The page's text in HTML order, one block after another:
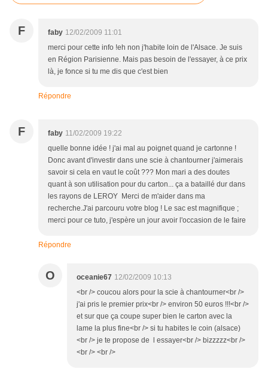
F faby 12/02/2009 11:01
merci pour cette info !eh non j'habite loin de l'Alsace. Je suis
en Région Parisienne. Mais pas besoin de l'essayer, à ce prix
là, je fonce si tu me dis que c'est bien
Répondre
F faby 11/02/2009 19:22
quelle bonne idée ! j'ai mal au poignet quand je cartonne !
Donc avant d'investir dans une scie à chantourner j'aimerais
savoir si cela en vaut le coût ??? Mon mari a des doutes
quant à son utilisation pour du carton... ça a bataillé dur dans
les rayons de LEROY Merci de m'aider dans ma
recherche.J'ai parcouru votre blog ! Le sac est magnifique ;
merci pour ce tuto, j'espère un jour avoir l'occasion de le faire
Répondre
O oceanie67 12/02/2009 10:13
<br /> coucou alors pour la scie à chantourner<br />
j'ai pris le premier prix<br /> environ 50 euros !!!<br />
et sur que ça coupe super bien le carton avec la
lame la plus fine<br /> si tu habites le coin (alsace)
<br /> je te propose de l essayer<br /> bizzzzz<br />
<br /> <br />